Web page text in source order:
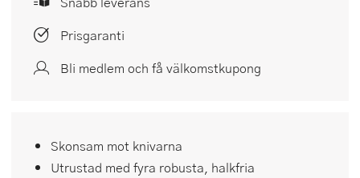
Prisgaranti
Bli medlem och få välkomstkupong
Skonsam mot knivarna
Utrustad med fyra robusta, halkfria